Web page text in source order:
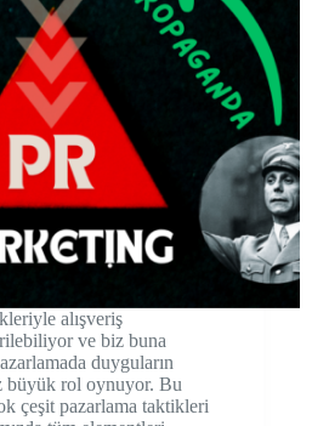
alışveriş
ve biz buna
duyguların
büyük rol oynuyor. Bu
çeşit pazarlama taktikleri